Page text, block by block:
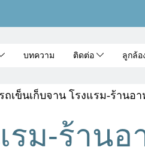
บทความ ติดต่อ ลูกล้อ
รถเข็นเก็บจาน โรงแรม-ร้านอ
รม-ร้าน